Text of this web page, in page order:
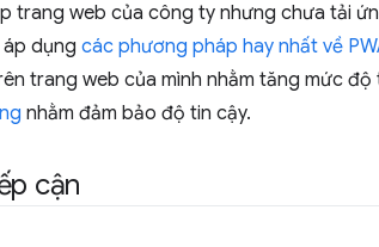
trang web của công ty nhưng chưa tải
dụng các phương pháp hay nhất về
trang web của mình nhằm tăng mức
nhằm đảm bảo độ tin cậy.
cận